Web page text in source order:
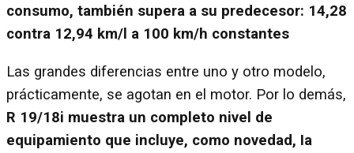
consumo, también supera a su predecesor: 14,28
contra 12,94 km/l a 100 km/h constantes
Las grandes diferencias entre uno y otro modelo,
prácticamente, se agotan en el motor. Por lo demás,
R 19/18i muestra un completo nivel de
equipamiento que incluye, como novedad, Ia